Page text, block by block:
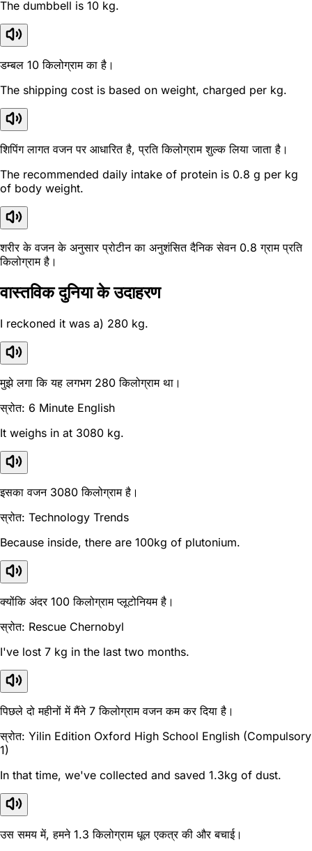
The dumbbell is 10 kg.
डम्बल 10 किलोग्राम का है।
The shipping cost is based on weight, charged per kg.
शिपिंग लागत वजन पर आधारित है, प्रति किलोग्राम शुल्क लिया जाता है।
The recommended daily intake of protein is 0.8 g per kg
of body weight.
शरीर के वजन के अनुसार प्रोटीन का अनुशंसित दैनिक सेवन 0.8 ग्राम प्रति
किलोग्राम है।
वास्तविक दुनिया के उदाहरण
I reckoned it was a) 280 kg.
मुझे लगा कि यह लगभग 280 किलोग्राम था।
स्रोत: 6 Minute English
It weighs in at 3080 kg.
इसका वजन 3080 किलोग्राम है।
स्रोत: Technology Trends
Because inside, there are 100kg of plutonium.
क्योंकि अंदर 100 किलोग्राम प्लूटोनियम है।
स्रोत: Rescue Chernobyl
I've lost 7 kg in the last two months.
पिछले दो महीनों में मैंने 7 किलोग्राम वजन कम कर दिया है।
स्रोत: Yilin Edition Oxford High School English (Compulsory
1)
In that time, we've collected and saved 1.3kg of dust.
उस समय में, हमने 1.3 किलोग्राम धूल एकत्र की और बचाई।